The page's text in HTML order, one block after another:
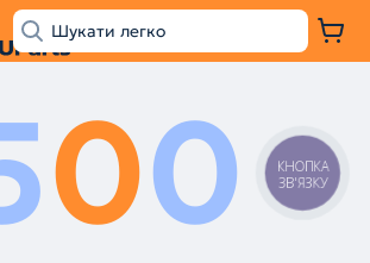
00
КНОПКА
ЗВ'ЯЗКУ